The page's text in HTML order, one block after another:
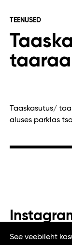
TEENUSED
Taaskasutus/
aluses parklas
#t1tallinn
See veebileht